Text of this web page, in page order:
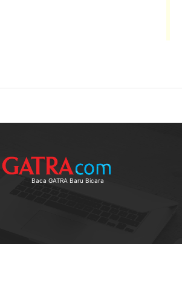
Baca GATRA Baru Bicara